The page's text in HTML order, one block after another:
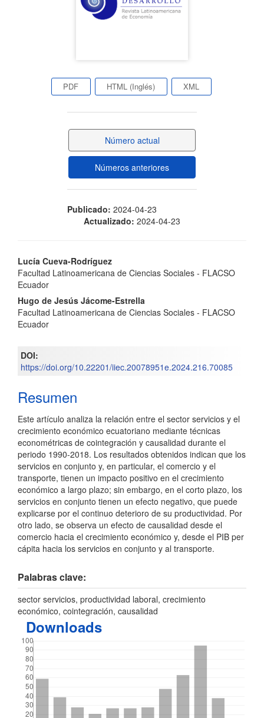
PDF HTML (Inglés) XML
Número actual
Números anteriores
Publicado: 2024-04-23
Actualizado: 2024-04-23
Contenido
principal
del
artículo
Lucía Cueva-Rodríguez
Facultad Latinoamericana de Ciencias Sociales - FLACSO
Ecuador
Hugo de Jesús Jácome-Estrella
Facultad Latinoamericana de Ciencias Sociales - FLACSO
Ecuador
DOI:
https://doi.org/10.22201/iiec.20078951e.2024.216.70085
Resumen
Este artículo analiza la relación entre el sector servicios y el
crecimiento económico ecuatoriano mediante técnicas
econométricas de cointegración y causalidad durante el
periodo 1990-2018. Los resultados obtenidos indican que los
servicios en conjunto y, en particular, el comercio y el
transporte, tienen un impacto positivo en el crecimiento
económico a largo plazo; sin embargo, en el corto plazo, los
servicios en conjunto tienen un efecto negativo, que puede
explicarse por el continuo deterioro de su productividad. Por
otro lado, se observa un efecto de causalidad desde el
comercio hacia el crecimiento económico y, desde el PIB per
cápita hacia los servicios en conjunto y al transporte.
Palabras clave:
sector servicios, productividad laboral, crecimiento
económico, cointegración, causalidad
Downloads